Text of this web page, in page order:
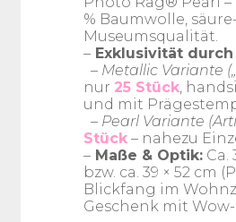
% Baumwolle,
Museumsqualität.
– Exklusivität
– Metallic Variante
nur 25 Stück ,
und mit
– Pearl Variante
Stück – nahezu
– Maße & Optik: Ca.
bzw. ca. 39 × 52 cm
Blickfang im
Geschenk mit Wow-